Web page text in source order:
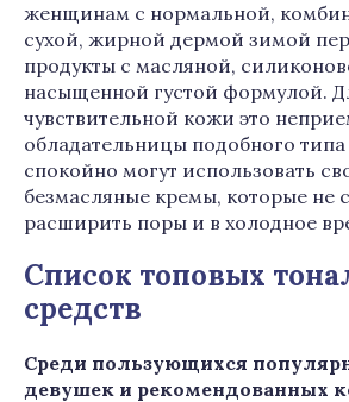
женщинам с нормальной,
сухой, жирной дермой зимой
продукты с масляной,
насыщенной густой формулой.
чувствительной кожи это
обладательницы подобного
спокойно могут использовать
безмасляные кремы, которые не
расширить поры и в холодное
Список топовых
средств
Среди пользующихся
девушек и рекомендованных